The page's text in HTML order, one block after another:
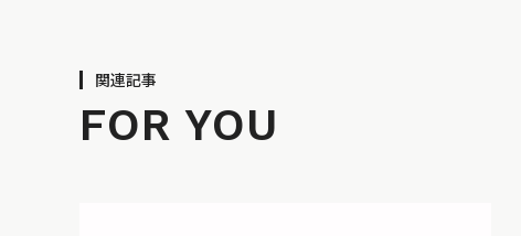
関連記事
FOR YOU